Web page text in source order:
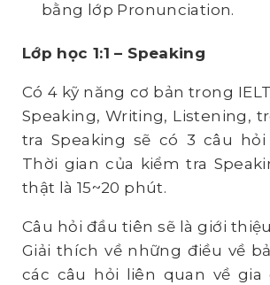
bằng lớp Pronunciation.
Lớp học 1:1 – Speaking
Có 4 kỹ năng cơ bản trong
Speaking, Writing, Listening,
tra Speaking sẽ có 3 câu
Thời gian của kiểm tra
thật là 15~20 phút.
Câu hỏi đầu tiên sẽ là giới
Giải thích về những điều về
các câu hỏi liên quan về gia